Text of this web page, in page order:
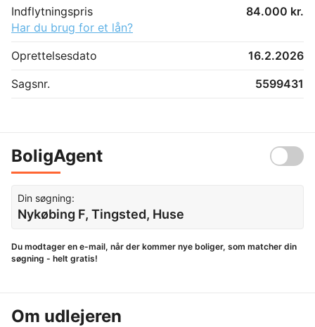
Indflytningspris
84.000 kr.
Har du brug for et lån?
Oprettelsesdato
16.2.2026
Sagsnr.
5599431
BoligAgent
Din søgning:
Nykøbing F, Tingsted, Huse
Du modtager en e-mail, når der kommer nye boliger, som matcher din
søgning - helt gratis!
Om udlejeren